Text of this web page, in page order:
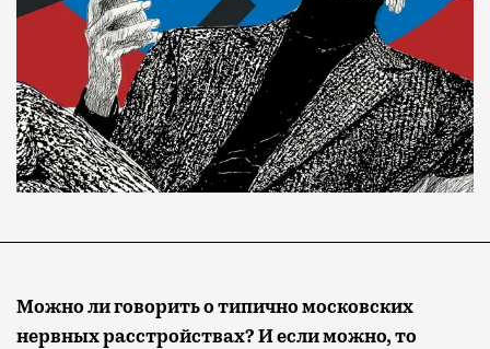
Можно ли говорить о типично московских
нервных расстройствах? И если можно, то